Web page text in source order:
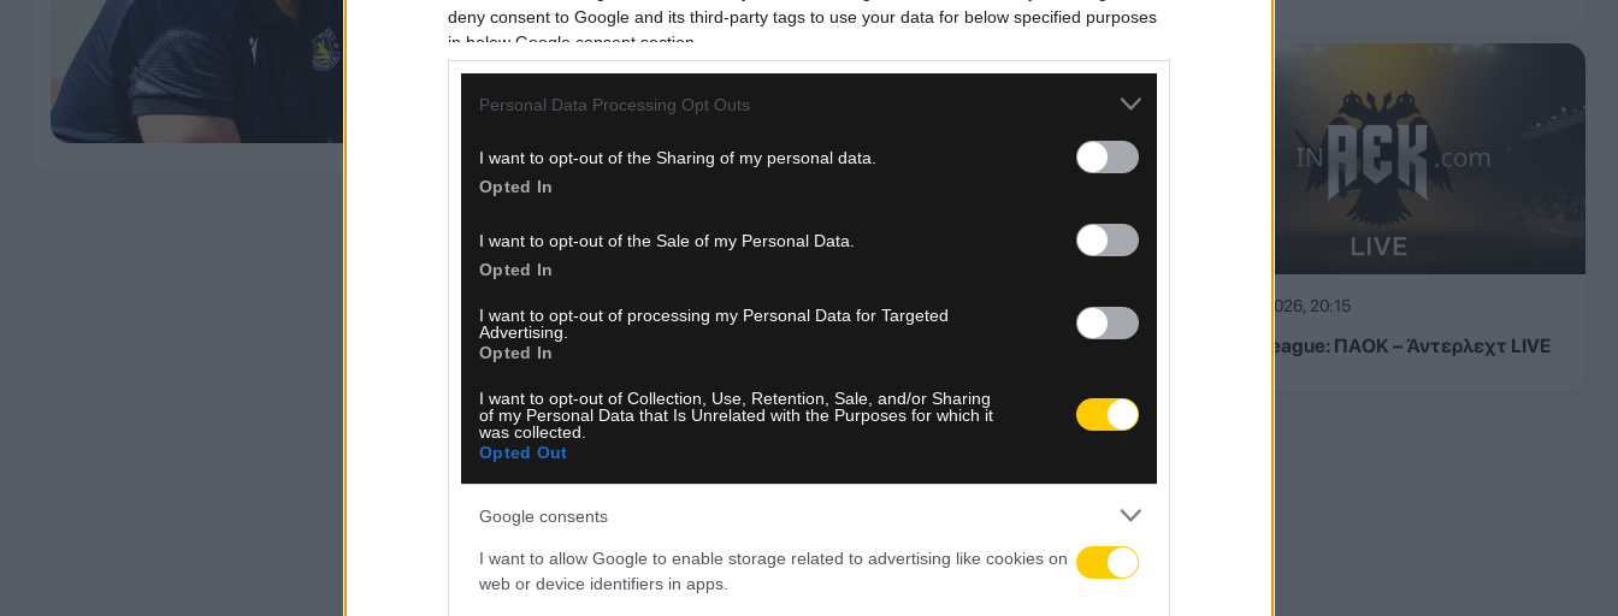
deny consent to Google and its third-party tags to use your data for below specified purposes
in below Google consent section.
Personal Data Processing Opt Outs
I want to opt-out of the Sharing of my personal data.
Opted In
I want to opt-out of the Sale of my Personal Data.
Opted In
I want to opt-out of processing my Personal Data for Targeted
Advertising.
Opted In
I want to opt-out of Collection, Use, Retention, Sale, and/or Sharing
of my Personal Data that Is Unrelated with the Purposes for which it
was collected.
Opted Out
Google consents
I want to allow Google to enable storage related to advertising like cookies on
web or device identifiers in apps.
πλέι οφ της Super League 2. Ο Γιώργος Αντωνόπουλος
αναλαμβάνει τα ηνία της πρώτης…
06.08.2026, 20:15
Europa League: ΠΑΟΚ – Άντερλεχτ LIVE